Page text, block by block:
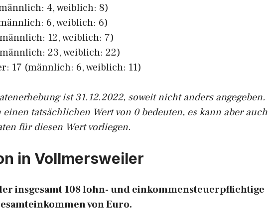
4, weiblich: 8)
6, weiblich: 6)
12, weiblich: 7)
23, weiblich: 22)
17 (männlich: 6, weiblich: 11)
ist 31.12.2022, soweit nicht anders angegeben.
einen tatsächlichen Wert von 0 bedeuten, es kann aber auch
für diesen Wert vorliegen.
in Vollmersweiler
insgesamt 108 lohn- und einkommensteuerpflichtige
von Euro.